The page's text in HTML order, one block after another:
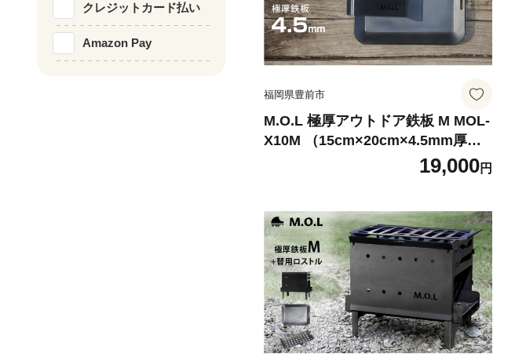
福岡県豊前市
M.O.L 極厚アウトドア鉄板 M MOL-
X10M （15cm×20cm×4.5mm厚／
取手&ヘラ付き／フチ有り） 《豊前
市》【ミナト電機工業株式会社】
ドア [VBZ010]
19,000円
クレジットカード払い
Amazon Pay